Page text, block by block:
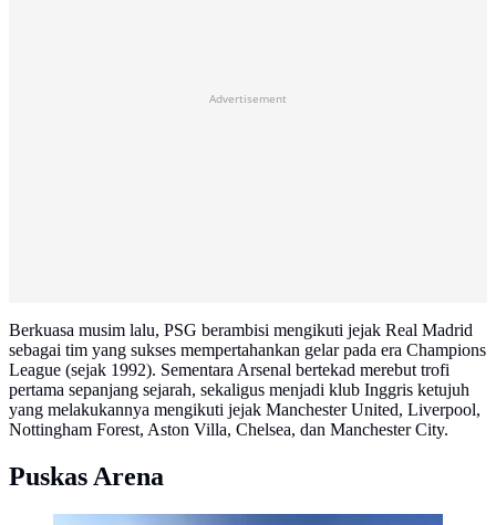
Advertisement
Berkuasa musim lalu, PSG berambisi mengikuti jejak Real Madrid
sebagai tim yang sukses mempertahankan gelar pada era Champions
League (sejak 1992). Sementara Arsenal bertekad merebut trofi
pertama sepanjang sejarah, sekaligus menjadi klub Inggris ketujuh
yang melakukannya mengikuti jejak Manchester United, Liverpool,
Nottingham Forest, Aston Villa, Chelsea, dan Manchester City.
Puskas Arena